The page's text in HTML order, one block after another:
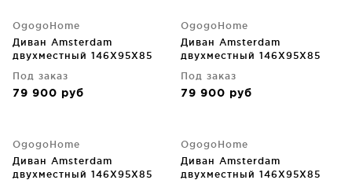
OgogoHome
Диван Amsterdam
двухместный 146X95X85
Под заказ
79 900 руб
OgogoHome
Диван Amsterdam
двухместный 146X95X85
Под заказ
79 900 руб
OgogoHome
Диван Amsterdam
двухместный 146X95X85
OgogoHome
Диван Amsterdam
двухместный 146X95X85